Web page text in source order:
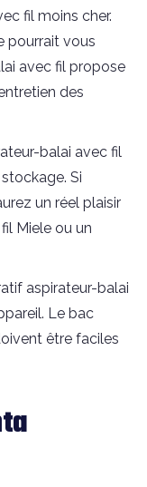
fil moins cher.
pourrait vous
avec fil propose
des
balai avec fil
Si
un réel plaisir
Miele ou un
aspirateur-balai
Le bac
être faciles